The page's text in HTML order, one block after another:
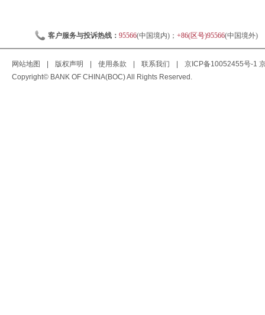
客户服务与投诉热线： 95566(中国境内)； +86(区号)95566(中国境外)
网站地图 版权声明 使用条款 联系我们 京ICP备10052455号-1
Copyright© BANK OF CHINA(BOC) All Rights Reserved.